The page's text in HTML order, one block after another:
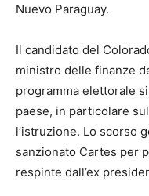
Nuevo Paraguay.
Il candidato del
ministro delle finanze
programma elettorale
paese, in particolare
l’istruzione. Lo scorso
sanzionato Cartes per
respinte dall’ex